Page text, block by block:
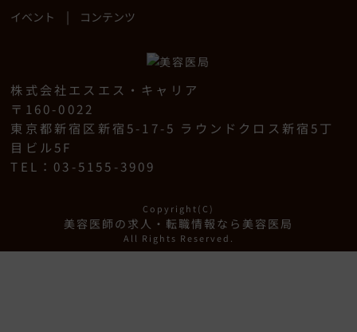
イベント
| コンテンツ
株式会社エスエス・キャリア
〒160-0022
東京都新宿区新宿5-17-5 ラウンドクロス新宿5丁
目ビル5F
TEL：03-5155-3909
Copyright(C)
美容医師の求人・転職情報なら美容医局
All Rights Reserved.